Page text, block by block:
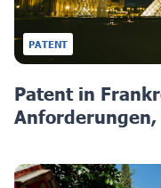
PATENT
Patent in